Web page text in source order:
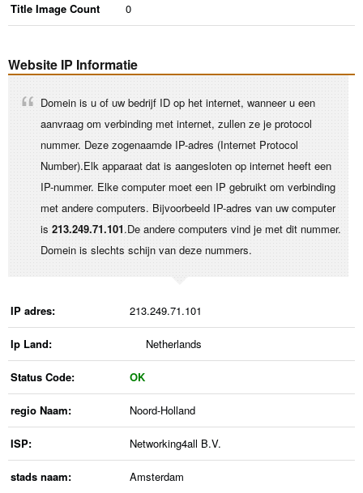
Title Image Count 0
Website IP Informatie
Domein is u of uw bedrijf ID op het internet, wanneer u een
aanvraag om verbinding met internet, zullen ze je protocol
nummer. Deze zogenaamde IP-adres (Internet Protocol
Number).Elk apparaat dat is aangesloten op internet heeft een
IP-nummer. Elke computer moet een IP gebruikt om verbinding
met andere computers. Bijvoorbeeld IP-adres van uw computer
is 213.249.71.101.De andere computers vind je met dit nummer.
Domein is slechts schijn van deze nummers.
IP adres: 213.249.71.101
Ip Land: Netherlands
Status Code: OK
regio Naam: Noord-Holland
ISP: Networking4all B.V.
stads naam: Amsterdam